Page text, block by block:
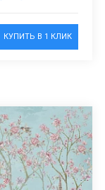
КУПИТЬ В 1 КЛИК